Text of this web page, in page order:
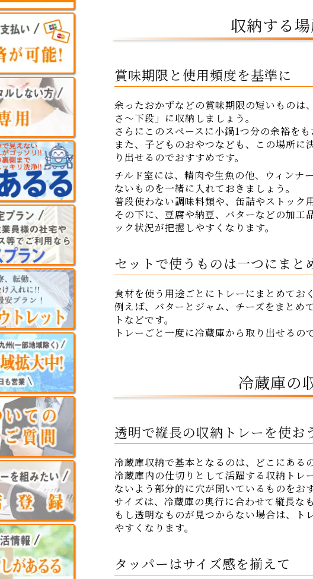
収納する
賞味期限と使用頻度を基準に
余ったおかずなどの賞味期限の短いものは
さ～下段」に収納しましょう。
さらにこのスペースに小鍋1つ分の余裕を
また、子どものおやつなども、この場所
り出せるのでおすすめです。
チルド室には、精肉や生魚の他、ウィンナ
ないものを一緒に入れておきましょう。
普段使わない調味料類や、缶詰やストック
その下に、豆腐や納豆、バターなどの加工
ック状況が把握しやすくなります。
セットで使うものは一つにまと
食材を使う用途ごとにトレーにまとめてお
例えば、バターとジャム、チーズをまとめ
トなどです。
トレーごと一度に冷蔵庫から取り出せるの
冷蔵庫の
透明で縦長の収納トレーを使お
冷蔵庫収納で基本となるのは、どこにある
冷蔵庫内の仕切りとして活躍する収納トレ
ないよう部分的に穴が開いているものをお
サイズは、冷蔵庫の奥行に合わせて縦長な
もし透明なものが見つからない場合は、ト
やすくなります。
タッパーはサイズ感を揃えて